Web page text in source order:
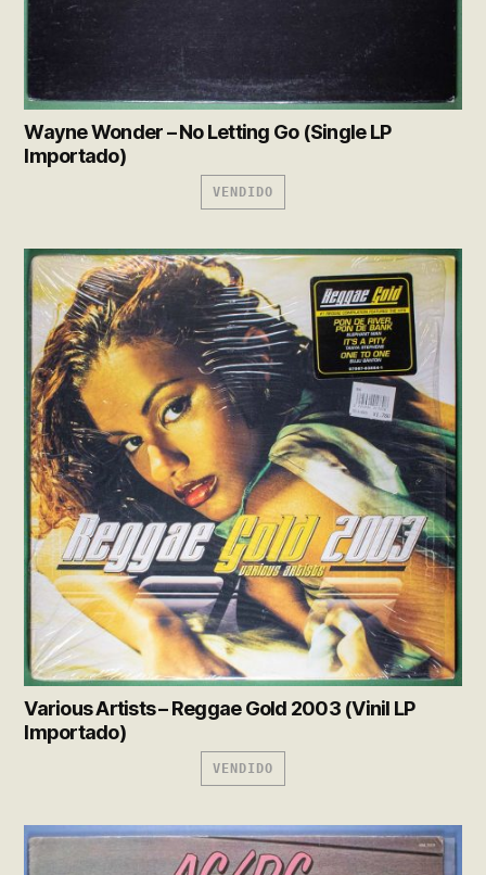
Wayne Wonder – No Letting Go (Single LP
Importado)
VENDIDO
Various Artists – Reggae Gold 2003 (Vinil LP
Importado)
VENDIDO